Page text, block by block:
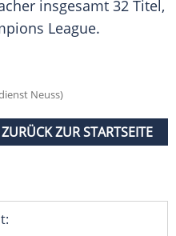
insgesamt 32 Titel,
League.
Neuss)
ZURÜCK ZUR STARTSEITE